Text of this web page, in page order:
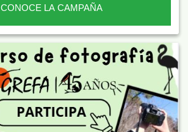
CONOCE LA CAMPAÑA